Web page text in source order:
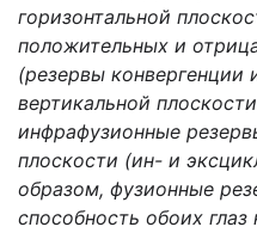
горизонтальной
положительных и
(резервы конвергенции
вертикальной
инфрафузионные
плоскости (ин- и
образом, фузионные
способность обоих